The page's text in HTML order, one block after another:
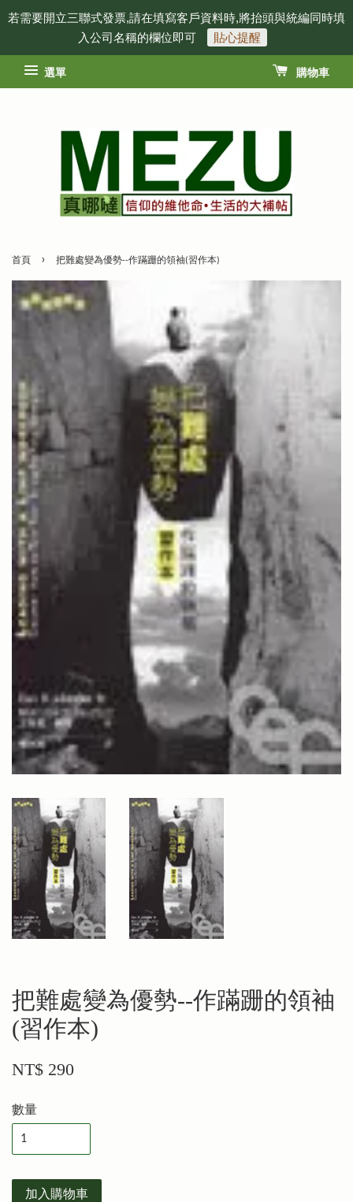
若需要開立三聯式發票,請在填寫客戶資料時,將抬頭與統編同時填
入公司名稱的欄位即可
貼心提醒
選單 購物車
首頁 › 把難處變為優勢--作蹣跚的領袖(習作本)
把難處變為優勢--作蹣跚的領袖
(習作本)
NT$ 290
數量
加入購物車